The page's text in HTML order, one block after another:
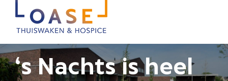
‘s Nachts is heel